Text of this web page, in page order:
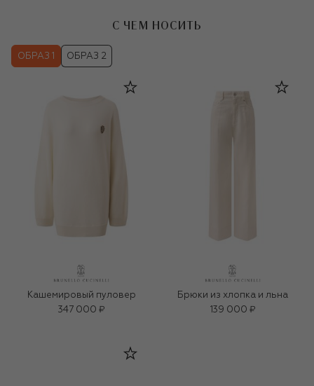
С ЧЕМ НОСИТЬ
ОБРАЗ 1 ОБРАЗ 2
Кашемировый пуловер
347 000 ₽
Брюки из хлопка и льна
139 000 ₽